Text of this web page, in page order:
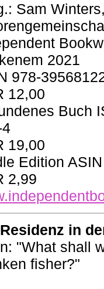
Sam
2021
978-
12,00
Buch
19,00
Edition
2,99
in
"What shall
fisher?"